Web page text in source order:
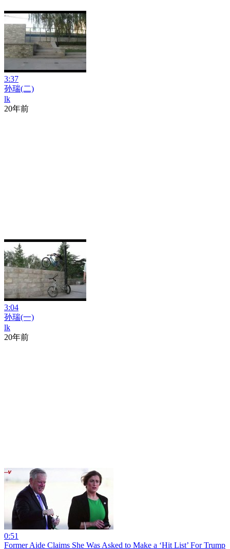
3:37
孙瑞(二)
lk
20年前
3:04
孙瑞(一)
lk
20年前
0:51
Former Aide Claims She Was Asked to Make a ‘Hit List’ For Trump